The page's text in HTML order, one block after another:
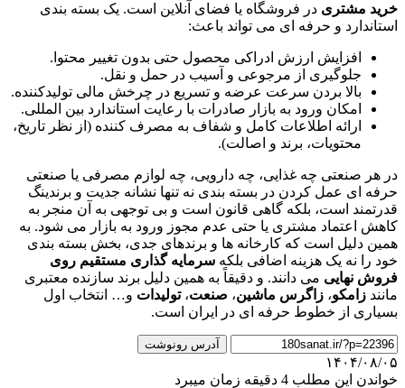
خرید مشتری در فروشگاه یا فضای آنلاین است. یک بسته بندی
استاندارد و حرفه ای می تواند باعث:
افزایش ارزش ادراکی محصول حتی بدون تغییر محتوا.
جلوگیری از مرجوعی و آسیب در حمل و نقل.
بالا بردن سرعت عرضه و تسریع در چرخش مالی تولیدکننده.
امکان ورود به بازار صادرات با رعایت استاندارد بین المللی.
ارائه اطلاعات کامل و شفاف به مصرف کننده (از نظر تاریخ،
محتویات، برند و اصالت).
در هر صنعتی چه غذایی، چه دارویی، چه لوازم مصرفی یا صنعتی
حرفه ای عمل کردن در بسته بندی نه تنها نشانه جدیت و برندینگ
قدرتمند است، بلکه گاهی قانون است و بی توجهی به آن منجر به
کاهش اعتماد مشتری یا حتی عدم مجوز ورود به بازار می شود. به
همین دلیل است که کارخانه ها و برندهای جدی، بخش بسته بندی
خود را نه یک هزینه اضافی بلکه سرمایه گذاری مستقیم روی
فروش نهایی می دانند. و دقیقاً به همین دلیل برند سازنده معتبری
مانند زامکو، زاگرس ماشین، صنعت،تولیدات و… انتخاب اول
بسیاری از خطوط حرفه ای در ایران است.
آدرس رونوشت
۱۴۰۴/۰۸/۰۵
خواندن این مطلب 4 دقیقه زمان میبرد